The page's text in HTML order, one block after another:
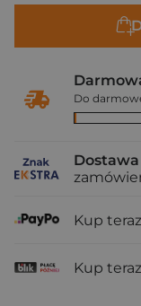
Do
Dostawa
Kup
Kup